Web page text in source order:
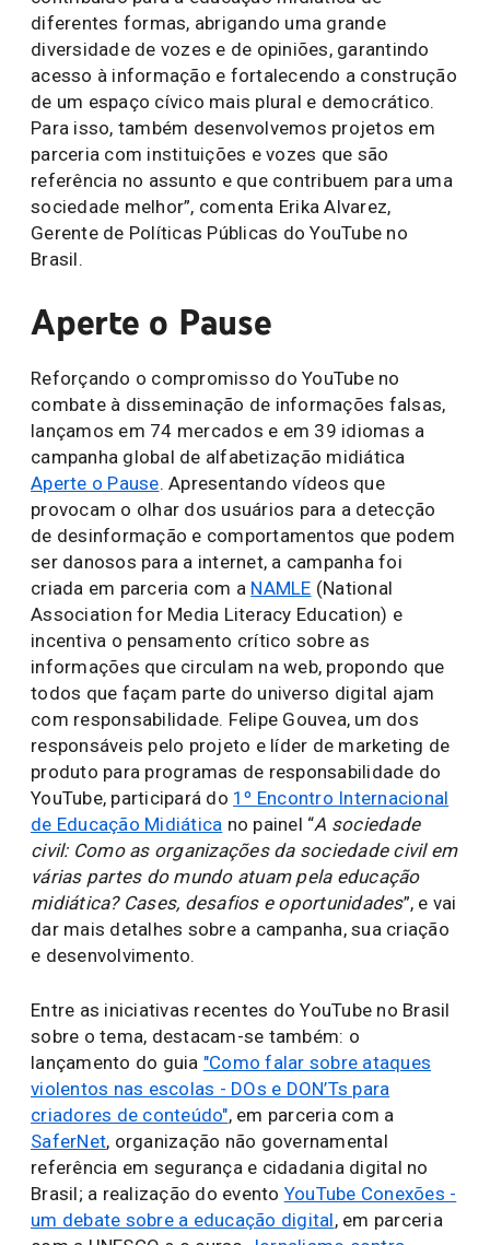
diferentes formas, abrigando uma grande
diversidade de vozes e de opiniões, garantindo
acesso à informação e fortalecendo a construção
de um espaço cívico mais plural e democrático.
Para isso, também desenvolvemos projetos em
parceria com instituições e vozes que são
referência no assunto e que contribuem para uma
sociedade melhor”, comenta Erika Alvarez,
Gerente de Políticas Públicas do YouTube no
Brasil.
Aperte o Pause
Reforçando o compromisso do YouTube no
combate à disseminação de informações falsas,
lançamos em 74 mercados e em 39 idiomas a
campanha global de alfabetização midiática
Aperte o Pause. Apresentando vídeos que
provocam o olhar dos usuários para a detecção
de desinformação e comportamentos que podem
ser danosos para a internet, a campanha foi
criada em parceria com a NAMLE (National
Association for Media Literacy Education) e
incentiva o pensamento crítico sobre as
informações que circulam na web, propondo que
todos que façam parte do universo digital ajam
com responsabilidade. Felipe Gouvea, um dos
responsáveis pelo projeto e líder de marketing de
produto para programas de responsabilidade do
YouTube, participará do 1º Encontro Internacional
de Educação Midiática no painel “A sociedade
civil: Como as organizações da sociedade civil em
várias partes do mundo atuam pela educação
midiática? Cases, desafios e oportunidades”, e vai
dar mais detalhes sobre a campanha, sua criação
e desenvolvimento.
Entre as iniciativas recentes do YouTube no Brasil
sobre o tema, destacam-se também: o
lançamento do guia "Como falar sobre ataques
violentos nas escolas - DOs e DON’Ts para
criadores de conteúdo", em parceria com a
SaferNet, organização não governamental
referência em segurança e cidadania digital no
Brasil; a realização do evento YouTube Conexões -
um debate sobre a educação digital, em parceria